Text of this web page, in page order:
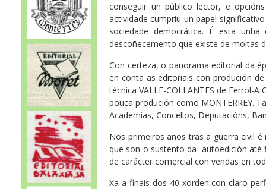
conseguir un público lector, e
actividade cumpriu un papel
sociedade democrática. É esta
descoñecemento que existe de moitas
Con certeza, o panorama editorial da
en conta as editoriais con produción
técnica VALLE-COLLANTES de Ferrol-
pouca produción como MONTERREY.
Academias, Concellos, Deputacións,
Nos primeiros anos tras a guerra civil
que son o sustento da autoedición até
de carácter comercial con vendas en
Xa a finais dos 40 xorden con claro